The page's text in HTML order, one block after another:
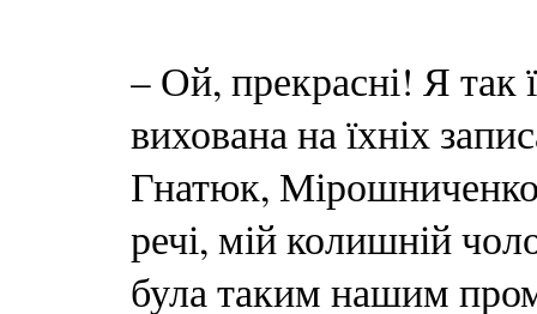
– Ой, прекрасні! Я
вихована на їхніх
Гнатюк,
речі, мій колишній
була таким нашим